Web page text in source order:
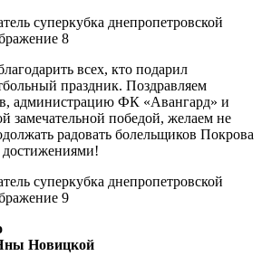
всех, кто подарил
праздник. Поздравляем
администрацию ФК «Авангард» и
замечательной победой, желаем не
радовать болельщиков Покрова
Новицкой